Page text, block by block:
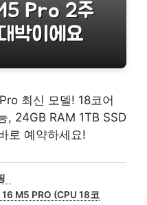
최신 모델! 18코어
, 24GB RAM 1TB SSD
로 예약하세요!
M5 PRO (CPU 18코